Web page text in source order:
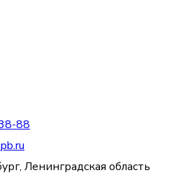
88
Ленинградская область